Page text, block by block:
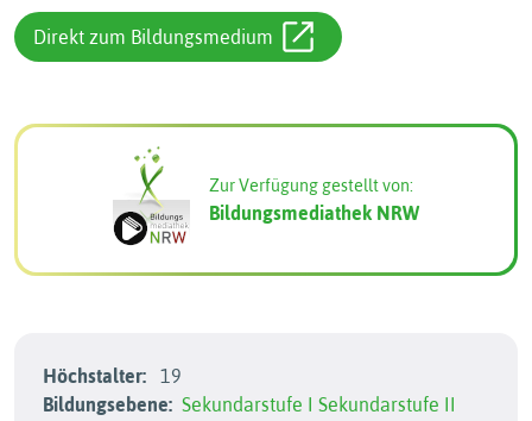
Direkt zum Bildungsmedium
Zur Verfügung gestellt von:
Bildungsmediathek NRW
Höchstalter:
19
Bildungsebene: Sekundarstufe I Sekundarstufe II